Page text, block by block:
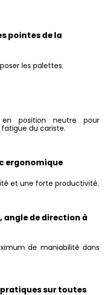
pointes de la
les palettes.
en position neutre pour
du cariste.
ergonomique
et une forte productivité.
de direction à
de maniabilité dans
sur toutes